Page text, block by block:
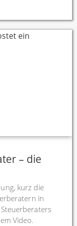
– die
kurz die
in
Video.